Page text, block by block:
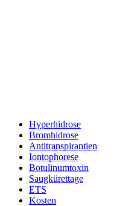
Hyperhidrose
Bromhidrose
Antitranspirantien
Iontophorese
Botulinumtoxin
Saugkürettage
ETS
Kosten